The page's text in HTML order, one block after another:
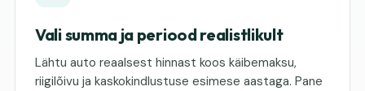
Vali summa ja periood realistlikult
Lähtu auto reaalsest hinnast koos käibemaksu,
riigilõivu ja kaskokindlustuse esimese aastaga. Pane